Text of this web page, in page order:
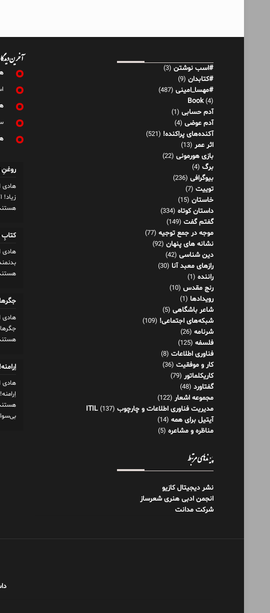
#اسب نوشتن (3)
#کتابدان (9)
#مهسا_امینی (487)
Book(4)
آدم حسابی (1)
آدم عوضی (4)
آکنده‌های پراکنده! (521)
اثر عمر (13)
بازی هورمونی (22)
برگ (4)
بیوگرافی (236)
توییت (7)
خاستان (15)
داستان کوتاه (334)
گفتم گفت (149)
موجه در جمع توجیه (77)
نشانه های پنهان (92)
دین شناسی (42)
رازهای معبد آنا (30)
راننده (1)
رنج مقدس (10)
رویدادها (1)
شاعر باشگاهی (5)
شبکه‌های اجتماعی! (109)
شرنامه (26)
فلسفه (125)
فناوری اطلاعات (8)
کار و موفقیت (36)
کاریکلماتور (79)
گفتاورد (48)
مجموعه اشعار (122)
مدیریت فناوری اطلاعات و چارچوب ITIL (137)
آیتیل برای همه (14)
مناظره و مشاعره (5)
پیوندهای مرتبط
نشر دیجیتال کازیو
انجمن ادبی هنری شعرساز
شرکت مدانت
آخرین
روغنِ
زیاد!
کتابِ
اِرامنه!